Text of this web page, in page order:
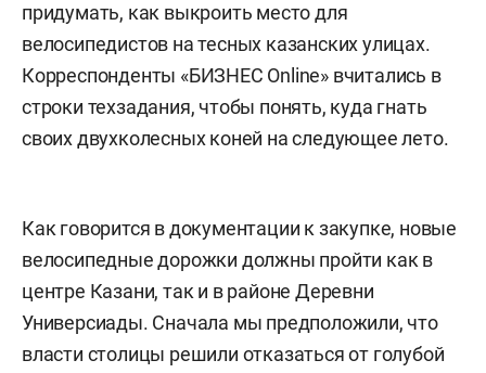
придумать, как выкроить место для
велосипедистов на тесных казанских улицах.
Корреспонденты «БИЗНЕС Online» вчитались в
строки техзадания, чтобы понять, куда гнать
своих двухколесных коней на следующее лето.
Как говорится в документации к закупке, новые
велосипедные дорожки должны пройти как в
центре Казани, так и в районе Деревни
Универсиады. Сначала мы предположили, что
власти столицы решили отказаться от голубой